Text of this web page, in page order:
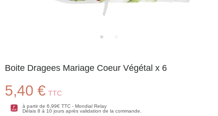
Boite Dragees Mariage Coeur Végétal x 6
5,40 € TTC
à partir de 6,99€ TTC - Mondial Relay
Délais 8 à 10 jours après validation de la commande.